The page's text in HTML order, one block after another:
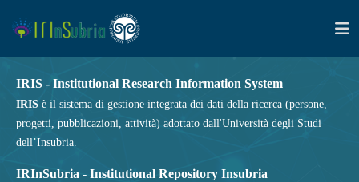
IRIS - Institutional Research Information System
IRIS è il sistema di gestione integrata dei dati della ricerca (persone,
progetti, pubblicazioni, attività) adottato dall'Università degli Studi
dell’Insubria.
IRInSubria - Institutional Repository Insubria